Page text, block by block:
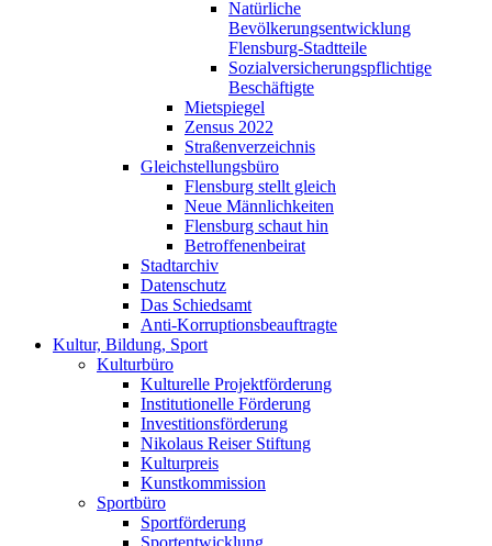
Natürliche
Bevölkerungsentwicklung
Flensburg-Stadtteile
Sozialversicherungspflichtige
Beschäftigte
Mietspiegel
Zensus 2022
Straßenverzeichnis
Gleichstellungsbüro
Flensburg stellt gleich
Neue Männlichkeiten
Flensburg schaut hin
Betroffenenbeirat
Stadtarchiv
Datenschutz
Das Schiedsamt
Anti-Korruptionsbeauftragte
Kultur, Bildung, Sport
Kulturbüro
Kulturelle Projektförderung
Institutionelle Förderung
Investitionsförderung
Nikolaus Reiser Stiftung
Kulturpreis
Kunstkommission
Sportbüro
Sportförderung
Sportentwicklung